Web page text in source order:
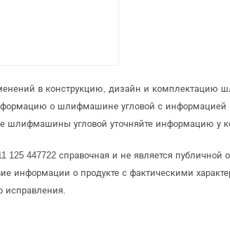
в конструкцию, дизайн и комплектацию
о шлифмашине угловой с
шлифмашины угловой уточняйте информацию у
447722 справочная и не является
информации о продукте с фактическими
исправления.